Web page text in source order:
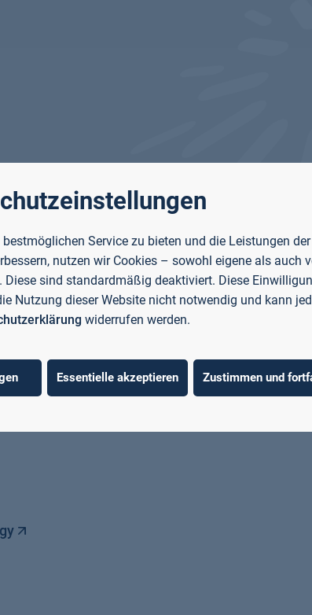
Systeme (NISys)
bestmöglichen Service zu bieten und die Leistungen der
nutzen wir Cookies – sowohl eigene als auch
Diese sind standardmäßig deaktiviert. Diese
Nutzung dieser Website nicht notwendig und kann
widerrufen werden.
Essentielle akzeptieren Zustimmen und